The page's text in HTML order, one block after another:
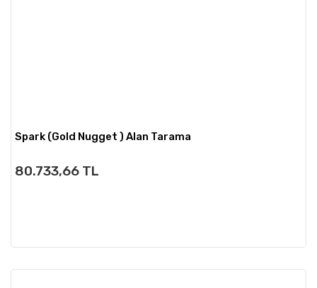
Spark (Gold Nugget ) Alan Tarama
80.733,66 TL